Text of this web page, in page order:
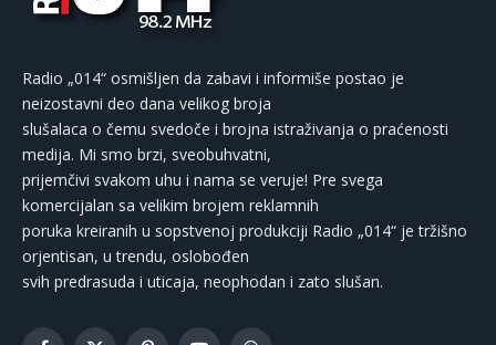
Radio „014“ osmišljen da zabavi i informiše postao je
neizostavni deo dana velikog broja
slušalaca o čemu svedoče i brojna istraživanja o praćenosti
medija. Mi smo brzi, sveobuhvatni,
prijemčivi svakom uhu i nama se veruje! Pre svega
komercijalan sa velikim brojem reklamnih
poruka kreiranih u sopstvenoj produkciji Radio „014“ je tržišno
orjentisan, u trendu, oslobođen
svih predrasuda i uticaja, neophodan i zato slušan.